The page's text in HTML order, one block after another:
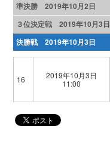
準決勝 2019年10月2日
３位決定戦 2019年10月3日
決勝戦 2019年10月3日
16
2019年10月3日
11:00